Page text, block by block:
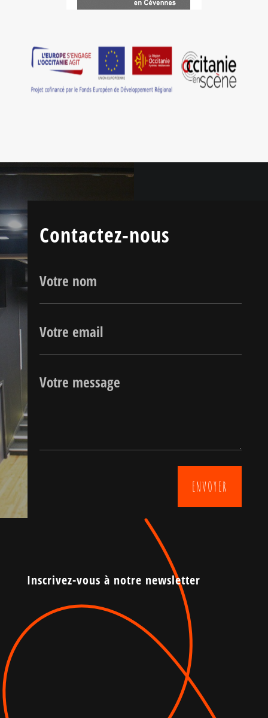
Contactez-nous
ENVOYER
Inscrivez-vous à notre newsletter